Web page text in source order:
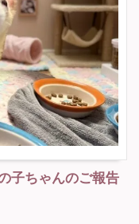
子ちゃんのご報告